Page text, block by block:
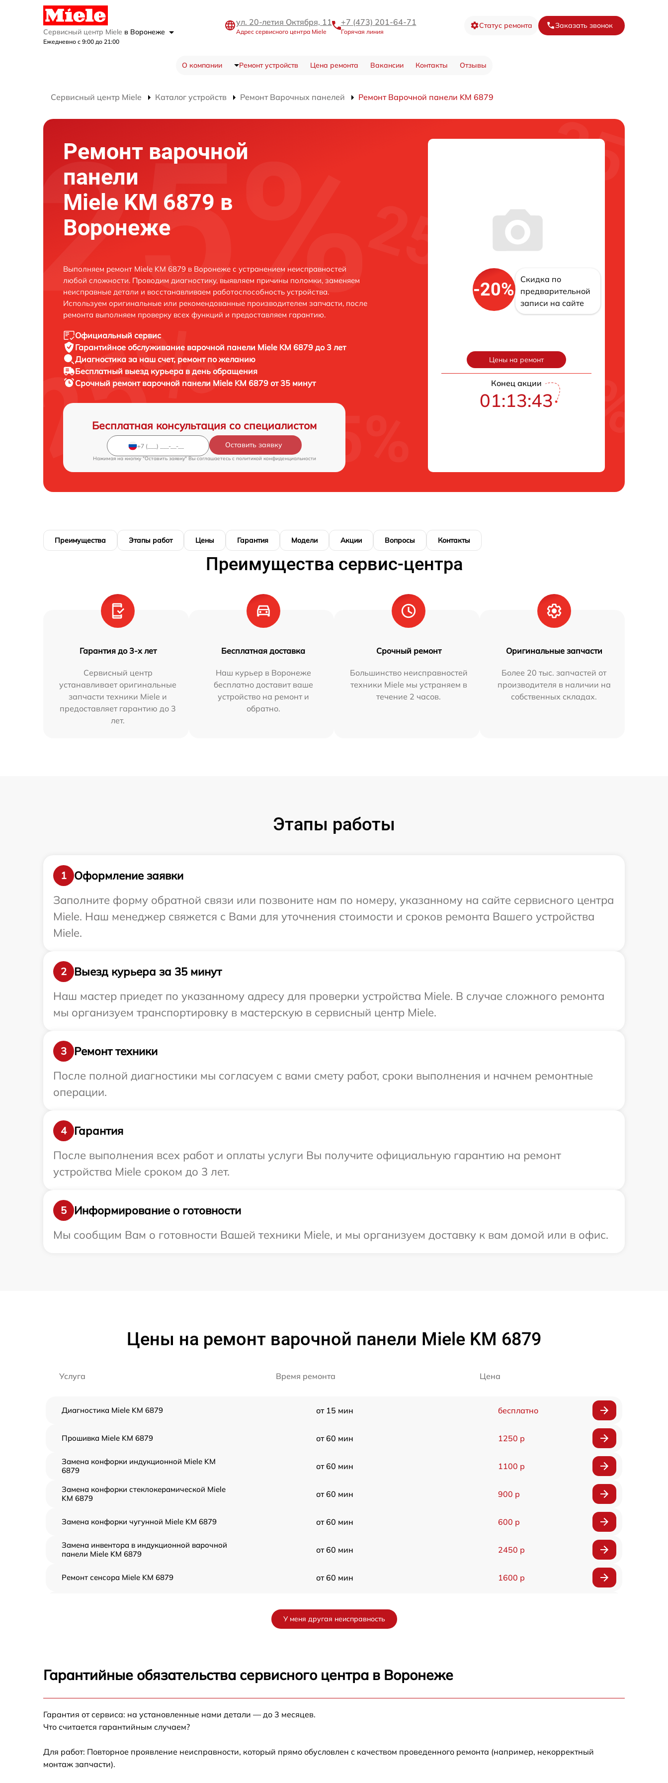
Сервисный центр Miele в Воронеже
Ежедневно с 9:00 до 21:00
ул. 20-летия Октября, 11
Адрес сервисного центра Miele
+7 (473) 201-64-71
Горячая линия
Статус ремонта Заказать звонок
О компании Ремонт устройств Цена ремонта Вакансии Контакты Отзывы
Сервисный центр Miele Каталог устройств Ремонт Варочных панелей Ремонт Варочной панели KM 6879
Ремонт варочной
панели
Miele KM 6879 в
Воронеже
Выполняем ремонт Miele KM 6879 в Воронеже с устранением неисправностей
любой сложности. Проводим диагностику, выявляем причины поломки, заменяем
неисправные детали и восстанавливаем работоспособность устройства.
Используем оригинальные или рекомендованные производителем запчасти, после
ремонта выполняем проверку всех функций и предоставляем гарантию.
Официальный сервис
Гарантийное обслуживание варочной панели Miele KM 6879 до 3 лет
Диагностика за наш счет, ремонт по желанию
Бесплатный выезд курьера в день обращения
Срочный ремонт варочной панели Miele KM 6879 от 35 минут
Бесплатная консультация со специалистом
Оставить заявку
Нажимая на кнопку "Оставить заявку" Вы соглашаетесь c политикой конфиденциальности
-20%
Скидка по
предварительной
записи на сайте
Цены на ремонт
Конец акции
01:13:42
Преимущества Этапы работ Цены Гарантия Модели Акции Вопросы Контакты
Преимущества сервис-центра
Гарантия до 3-х лет
Сервисный центр
устанавливает оригинальные
запчасти техники Miele и
предоставляет гарантию до 3
лет.
Бесплатная доставка
Наш курьер в Воронеже
бесплатно доставит ваше
устройство на ремонт и
обратно.
Срочный ремонт
Большинство неисправностей
техники Miele мы устраняем в
течение 2 часов.
Оригинальные запчасти
Более 20 тыс. запчастей от
производителя в наличии на
собственных складах.
Этапы работы
1
Оформление заявки
Заполните форму обратной связи или позвоните нам по номеру, указанному на сайте сервисного центра
Miele. Наш менеджер свяжется с Вами для уточнения стоимости и сроков ремонта Вашего устройства
Miele.
2
Выезд курьера за 35 минут
Наш мастер приедет по указанному адресу для проверки устройства Miele. В случае сложного ремонта
мы организуем транспортировку в мастерскую в сервисный центр Miele.
3
Ремонт техники
После полной диагностики мы согласуем с вами смету работ, сроки выполнения и начнем ремонтные
операции.
4
Гарантия
После выполнения всех работ и оплаты услуги Вы получите официальную гарантию на ремонт
устройства Miele сроком до 3 лет.
5
Информирование о готовности
Мы сообщим Вам о готовности Вашей техники Miele, и мы организуем доставку к вам домой или в офис.
Цены на ремонт варочной панели Miele KM 6879
Услуга Время ремонта Цена
Диагностика Miele KM 6879 от 15 мин бесплатно
Прошивка Miele KM 6879 от 60 мин 1250 р
Замена конфорки индукционной Miele KM
6879
от 60 мин 1100 р
Замена конфорки стеклокерамической Miele
KM 6879
от 60 мин 900 р
Замена конфорки чугунной Miele KM 6879 от 60 мин 600 р
Замена инвентора в индукционной варочной
панели Miele KM 6879
от 60 мин 2450 р
Ремонт сенсора Miele KM 6879 от 60 мин 1600 р
Замена сенсора Miele KM 6879
У меня другая неисправность
Гарантийные обязательства сервисного центра в Воронеже
Гарантия от сервиса: на установленные нами детали — до 3 месяцев.
Что считается гарантийным случаем?
Для работ: Повторное проявление неисправности, который прямо обусловлен с качеством проведенного ремонта (например, некорректный
монтаж запчасти).